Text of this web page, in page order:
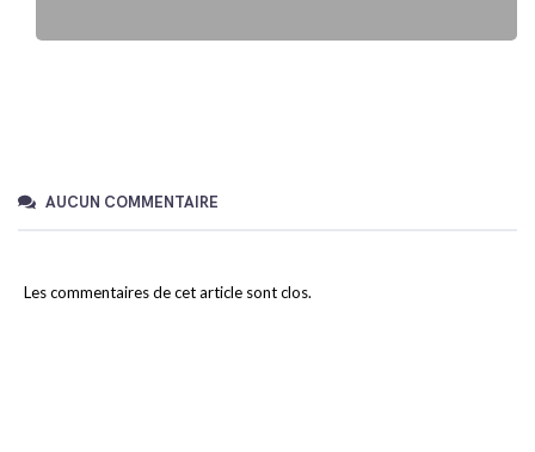
AUCUN COMMENTAIRE
Les commentaires de cet article sont clos.